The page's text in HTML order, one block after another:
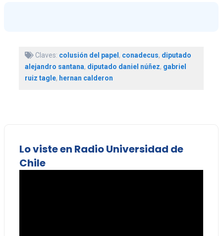
Claves: colusión del papel, conadecus, diputado
alejandro santana, diputado daniel núñez, gabriel
ruiz tagle, hernan calderon
Lo viste en Radio Universidad de
Chile